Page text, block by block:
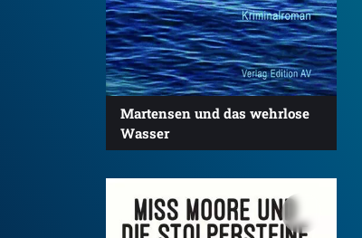
Martensen und das wehrlose
Wasser